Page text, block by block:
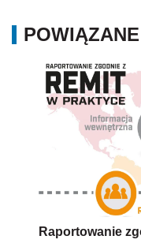
POWIĄZANE
Raportowanie